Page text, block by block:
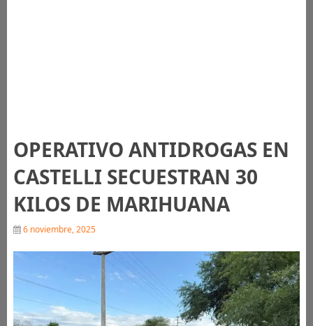
OPERATIVO ANTIDROGAS EN
CASTELLI SECUESTRAN 30
KILOS DE MARIHUANA
6 noviembre, 2025